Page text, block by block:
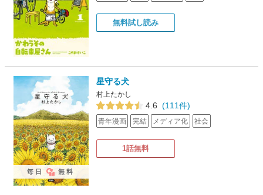
無料試し読み
星守る犬
村上たかし
4.6 (111件)
青年漫画 完結 メディア化 社会
1話無料
毎日 無料